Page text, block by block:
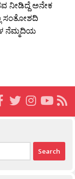
ನೀಡಿದ್ದೆ ಅನೇಕ
ಸಂತೋಶದಿ
ನೆಮ್ಮದಿಯ